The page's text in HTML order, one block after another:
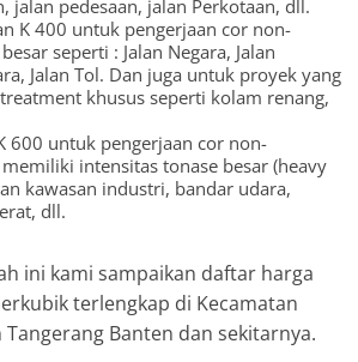
jalan pedesaan, jalan Perkotaan, dll.
K 400 untuk pengerjaan cor non-
seperti : Jalan Negara, Jalan
Jalan Tol. Dan juga untuk proyek yang
khusus seperti kolam renang,
600 untuk pengerjaan cor non-
intensitas tonase besar (heavy
kawasan industri, bandar udara,
dll.
ini kami sampaikan daftar harga
terlengkap di Kecamatan
Tangerang Banten dan sekitarnya.